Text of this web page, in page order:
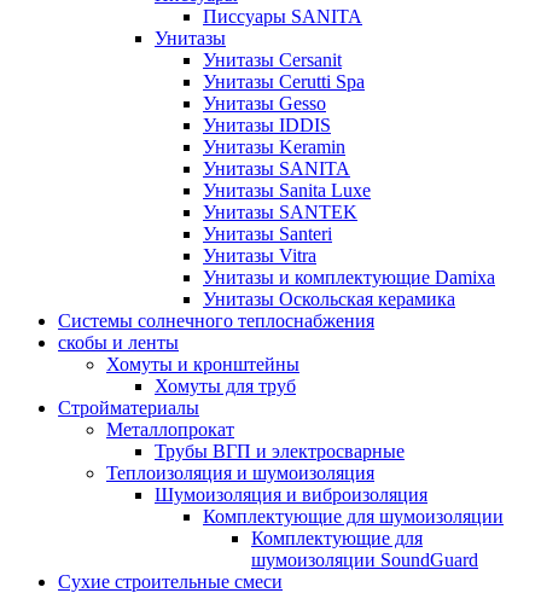
Писсуары SANITA
Унитазы
Унитазы Cersanit
Унитазы Cerutti Spa
Унитазы Gesso
Унитазы IDDIS
Унитазы Keramin
Унитазы SANITA
Унитазы Sanita Luxe
Унитазы SANTEK
Унитазы Santeri
Унитазы Vitra
Унитазы и комплектующие Damixa
Унитазы Оскольская керамика
Системы солнечного теплоснабжения
скобы и ленты
Хомуты и кронштейны
Хомуты для труб
Стройматериалы
Металлопрокат
Трубы ВГП и электросварные
Теплоизоляция и шумоизоляция
Шумоизоляция и виброизоляция
Комплектующие для шумоизоляции
Комплектующие для
шумоизоляции SoundGuard
Сухие строительные смеси